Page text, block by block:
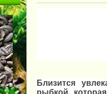
Близится
рыбкой,